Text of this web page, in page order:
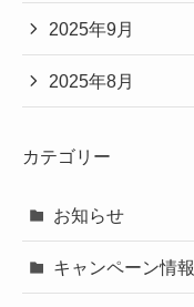
2025年9月
2025年8月
カテゴリー
お知らせ
キャンペーン情報